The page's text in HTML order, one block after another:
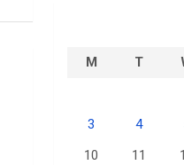
M T
3
4
10
11